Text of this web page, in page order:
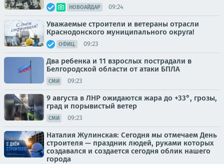
НОВОАЙДАР 09:24
Уважаемые строители и ветераны отрасли
Краснодонского муниципального округа!
ОФИЦ. 09:23
Два ребенка и 11 взрослых пострадали в
Белгородской области от атаки БПЛА
СМИ 09:23
9 августа в ЛНР ожидаются жара до +33°, грозы,
град и порывистый ветер
СМИ 09:23
Наталия Жулинская: Сегодня мы отмечаем День
строителя — праздник людей, руками которых
создавался и создается сегодня облик нашего
города